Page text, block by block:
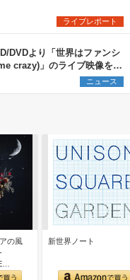
ライブレポート
DVDより「世界はファンシ
crazy)」のライブ映像を公
ニュース
の風
…
新世界ノート